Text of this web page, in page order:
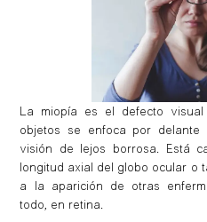
La miopía es el defecto
objetos se enfoca por
visión de lejos borrosa. Está
longitud axial del globo ocular o
a la aparición de otras
todo, en retina.